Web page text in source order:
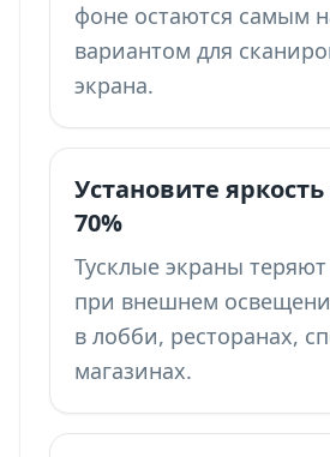
фоне остаются самым
вариантом для
экрана.
Установите
70%
Тусклые экраны
при внешнем
в лобби, ресторанах,
магазинах.